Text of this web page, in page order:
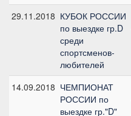
29.11.2018 КУБОК РОССИИ
по выездке гр.D
среди
спортсменов-
любителей
14.09.2018 ЧЕМПИОНАТ
РОССИИ по
выездке гр."D"